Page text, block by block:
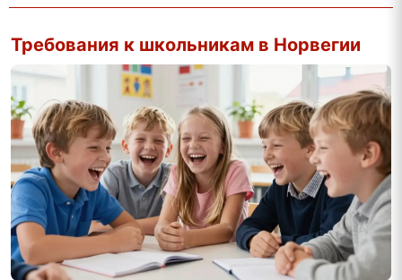
Требования к школьникам в Норвегии